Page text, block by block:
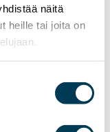
näitä
heille tai joita on